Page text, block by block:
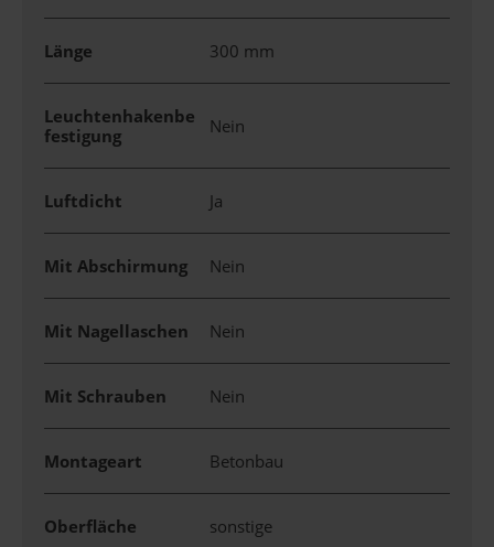
Länge 300 mm
Leuchtenhakenbe
festigung
Nein
Luftdicht Ja
Mit Abschirmung Nein
Mit Nagellaschen Nein
Mit Schrauben Nein
Montageart Betonbau
Oberfläche sonstige